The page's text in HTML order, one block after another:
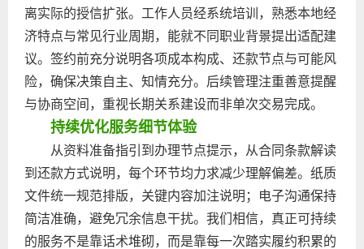
离实际的授信扩张。工作人员经系统培训，熟悉本地经
济特点与常见行业周期，能就不同职业背景提出适配建
议。签约前充分说明各项成本构成、还款节点与可能风
险，确保决策自主、知情充分。后续管理注重善意提醒
与协商空间，重视长期关系建设而非单次交易完成。
持续优化服务细节体验
从资料准备指引到办理节点提示，从合同条款解读
到还款方式说明，每个环节均力求减少理解偏差。纸质
文件统一规范排版，关键内容加注说明；电子沟通保持
简洁准确，避免冗余信息干扰。我们相信，真正可持续
的服务不是靠话术堆砌，而是靠每一次踏实履约积累的